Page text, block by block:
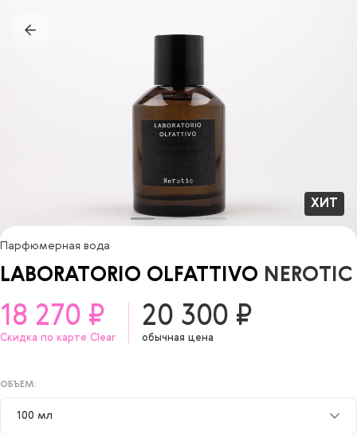
ХИТ
Парфюмерная вода
LABORATORIO OLFATTIVO NEROTIC
ОБЪЕМ:
100 мл
18 270 ₽
Скидка по карте Clear
20 300 ₽
обычная цена